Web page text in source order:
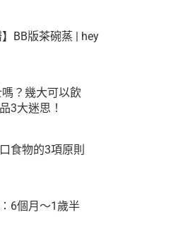
】BB版茶碗蒸 | hey
？幾大可以飲
3大迷思！
食物的3項原則
6個月～1歲半